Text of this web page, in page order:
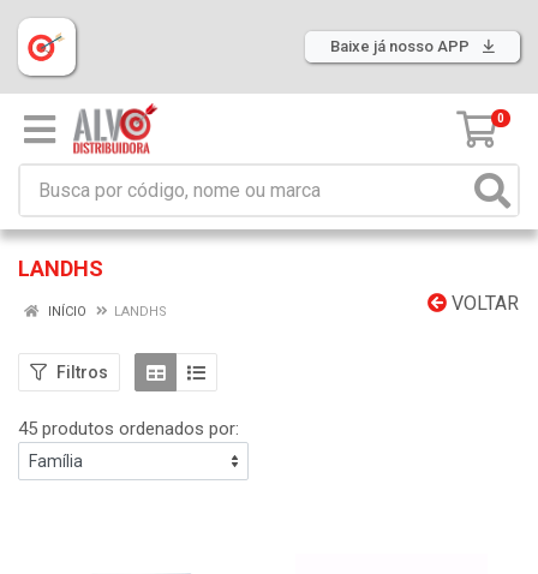
Baixe já nosso APP
0
LANDHS
VOLTAR
INÍCIO LANDHS
Filtros
45 produtos ordenados por: